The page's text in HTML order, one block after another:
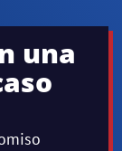
una